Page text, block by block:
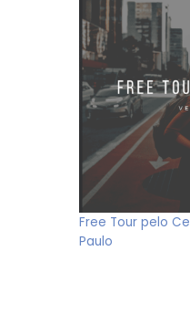
Free Tour pelo
Paulo